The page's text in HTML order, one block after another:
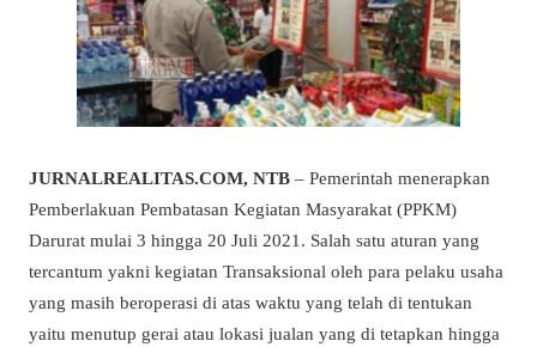
JURNALREALITAS.COM, NTB – Pemerintah menerapkan
Pemberlakuan Pembatasan Kegiatan Masyarakat (PPKM)
Darurat mulai 3 hingga 20 Juli 2021. Salah satu aturan yang
tercantum yakni kegiatan Transaksional oleh para pelaku usaha
yang masih beroperasi di atas waktu yang telah di tentukan
yaitu menutup gerai atau lokasi jualan yang di tetapkan hingga